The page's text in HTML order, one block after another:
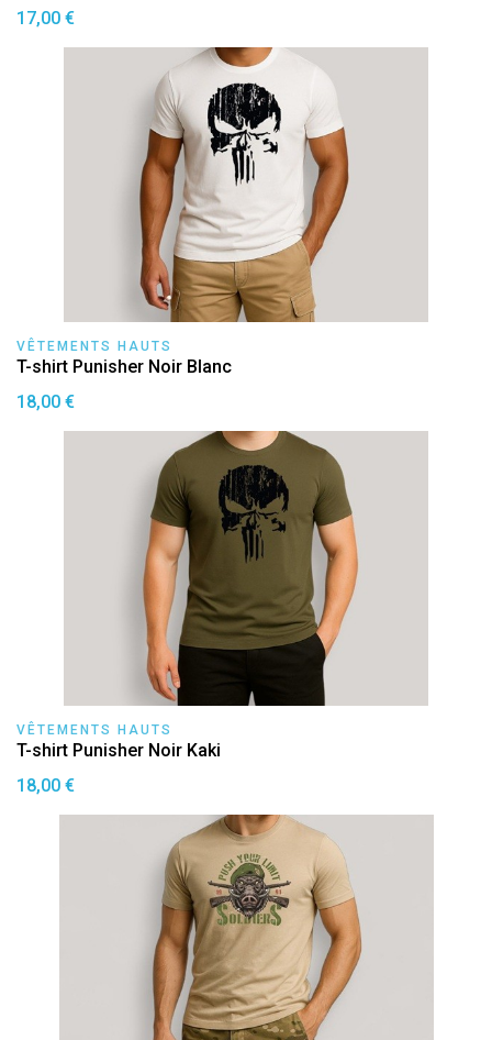
17,00 €
VÊTEMENTS HAUTS
T-shirt Punisher Noir Blanc
18,00 €
VÊTEMENTS HAUTS
T-shirt Punisher Noir Kaki
18,00 €